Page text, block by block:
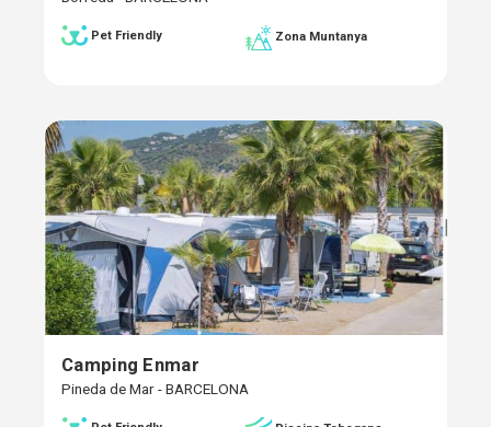
Pet Friendly Zona Muntanya
Camping Enmar
Pineda de Mar - BARCELONA